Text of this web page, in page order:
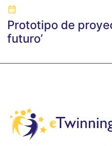
Prototipo de
futuro’